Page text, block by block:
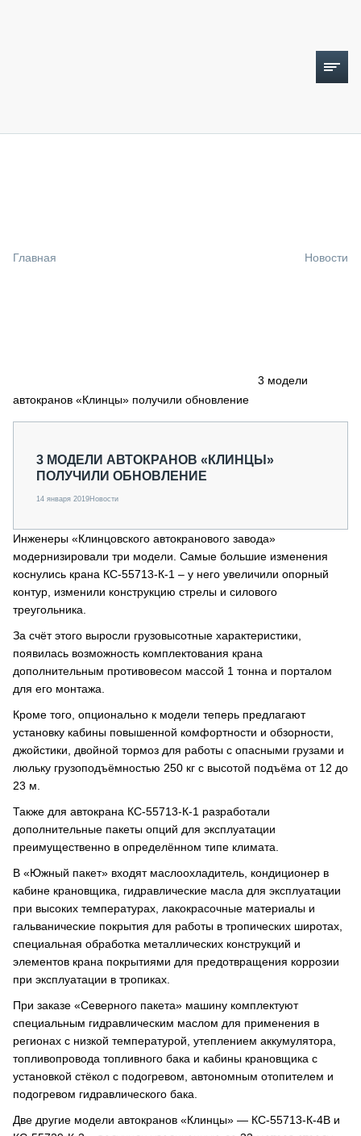
СПЕЦПРОЕКТЫ
О ПРОЕКТЕ
Главная Новости
3 модели
автокранов «Клинцы» получили обновление
3 МОДЕЛИ АВТОКРАНОВ «КЛИНЦЫ»
ПОЛУЧИЛИ ОБНОВЛЕНИЕ
14 января 2019Новости
Инженеры «Клинцовского автокранового завода»
модернизировали три модели. Самые большие изменения
коснулись крана КС-55713-К-1 – у него увеличили опорный
контур, изменили конструкцию стрелы и силового
треугольника.
За счёт этого выросли грузовысотные характеристики,
появилась возможность комплектования крана
дополнительным противовесом массой 1 тонна и порталом
для его монтажа.
Кроме того, опционально к модели теперь предлагают
установку кабины повышенной комфортности и обзорности,
джойстики, двойной тормоз для работы с опасными грузами и
люльку грузоподъёмностью 250 кг с высотой подъёма от 12 до
23 м.
Также для автокрана КС-55713-К-1 разработали
дополнительные пакеты опций для эксплуатации
преимущественно в определённом типе климата.
В «Южный пакет» входят маслоохладитель, кондиционер в
кабине крановщика, гидравлические масла для эксплуатации
при высоких температурах, лакокрасочные материалы и
гальванические покрытия для работы в тропических широтах,
специальная обработка металлических конструкций и
элементов крана покрытиями для предотвращения коррозии
при эксплуатации в тропиках.
При заказе «Северного пакета» машину комплектуют
специальным гидравлическим маслом для применения в
регионах с низкой температурой, утеплением аккумулятора,
топливопровода топливного бака и кабины крановщика с
установкой стёкол с подогревом, автономным отопителем и
подогревом гидравлического бака.
Две другие модели автокранов «Клинцы» — КС-55713-К-4В и